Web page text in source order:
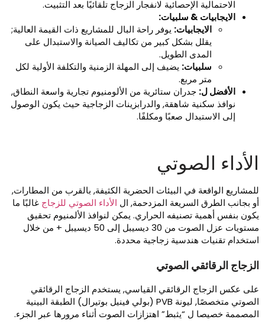
الاحتمالية الإحصائية لانفجار الزجاج تلقائيًا بعد التثبيت.
الايجابيات & سلبيات:
الايجابيات:يوفر راحة البال للمشاريع ذات القيمة العالية;
يقلل بشكل كبير من تكاليف الصيانة والاستبدال على
المدى الطويل.
سلبيات:يضيف إلى المهلة الزمنية والتكلفة الأولية لكل
متر مربع.
الأفضل ل:جدران ستائرية من الألومنيوم تجارية واسعة النطاق,
نوافذ سكنية شاهقة, والدرابزينات الزجاجية حيث يكون الوصول
إلى الاستبدال صعبًا ومكلفًا.
الصوتي
الواقعة في البيئات الحضرية الكثيفة, بالقرب من المطارات,
بجانب الطرق السريعة المزدحمة, الالأداء الصوتي للزجاجغالبًا ما
بنفس أهمية تصنيفه الحراري. يمكن لنوافذ الألمنيوم تحقيق
مستويات عزل الصوت من 30 ديسيبل إلى 50 ديسيبل + من خلال
تقنيات هندسية زجاجية محددة.
الرقائقي الصوتي
عكس الزجاج الرقائقي القياسي, يستخدم الزجاج الرقائقي
الصوتي متخصصًا, ليونة PVB (بولي فينيل بوتيرال) الطبقة البينية
خصيصا ل “يثبط” اهتزازات الصوت أثناء مرورها عبر الجزء.